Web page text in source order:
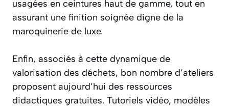
usagées en ceintures haut de gamme, tout en
assurant une finition soignée digne de la
maroquinerie de luxe.
Enfin, associés à cette dynamique de
valorisation des déchets, bon nombre d’ateliers
proposent aujourd’hui des ressources
didactiques gratuites. Tutoriels vidéo, modèles